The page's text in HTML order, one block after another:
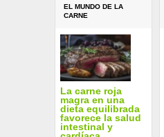
EL MUNDO DE LA
CARNE
La carne roja
magra en una
dieta equilibrada
favorece la salud
intestinal y